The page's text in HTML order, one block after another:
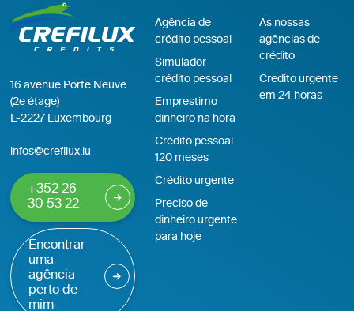
16 avenue Porte Neuve
(2e étage)
L-2227 Luxembourg
infos@crefilux.lu
+352 26
30 53 22
Encontrar
uma
agência
perto de
mim
Agência de
crédito pessoal
Simulador
crédito pessoal
Emprestimo
dinheiro na hora
Crédito pessoal
120 meses
Crédito urgente
Preciso de
dinheiro urgente
para hoje
As nossas
agências de
crédito
Credito urgente
em 24 horas